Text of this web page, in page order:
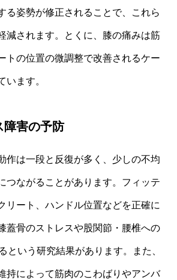
る姿勢が修正されることで、これら
減されます。とくに、膝の痛みは筋
トの位置の微調整で改善されるケー
います。
障害の予防
作は一段と反復が多く、少しの不均
つながることがあります。フィッテ
リート、ハンドル位置などを正確に
蓋骨のストレスや股関節・腰椎への
という研究結果があります。また、
持によって筋肉のこわばりやアンバ